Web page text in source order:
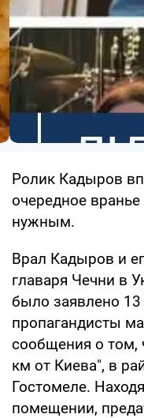
Ролик Кадыров
очередное
нужным.
Врал Кадыров и
главаря Чечни в
было заявлено
пропагандисты
сообщения о том,
км от Киева", в
Гостомеле.
помещении,